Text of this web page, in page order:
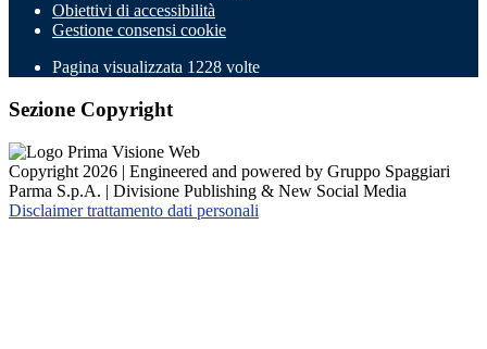
Obiettivi di accessibilità
Gestione consensi cookie
Pagina visualizzata 1228 volte
Sezione Copyright
Copyright 2026 | Engineered and powered by Gruppo Spaggiari
Parma S.p.A. | Divisione Publishing & New Social Media
Disclaimer trattamento dati personali